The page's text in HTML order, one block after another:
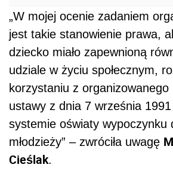
„W mojej ocenie zadaniem
jest takie stanowienie prawa,
dziecko miało zapewnioną
udziale w życiu społecznym,
korzystaniu z
ustawy z dnia 7 września
systemie oświaty wypoczynku
młodzieży” – zwróciła uwagę
Cieślak.